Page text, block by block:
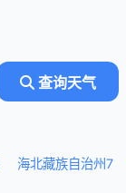
查询天气
海北藏族自治州7